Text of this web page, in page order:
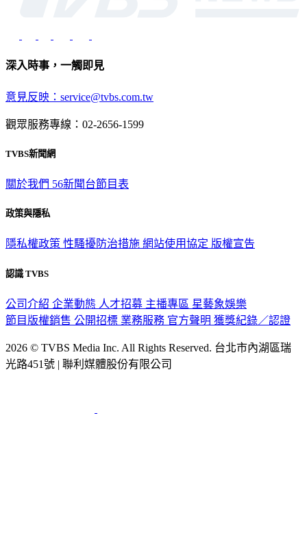
深入時事，一觸即見
意見反映：service@tvbs.com.tw
觀眾服務專線：02-2656-1599
TVBS新聞網
關於我們 56新聞台節目表
政策與隱私
隱私權政策 性騷擾防治措施 網站使用協定 版權宣告
認識 TVBS
公司介紹 企業動態 人才招募 主播專區 星藝象娛樂
節目版權銷售 公開招標 業務服務 官方聲明 獲獎紀錄／認證
2026 © TVBS Media Inc. All Rights Reserved. 台北市內湖區瑞
光路451號 | 聯利媒體股份有限公司